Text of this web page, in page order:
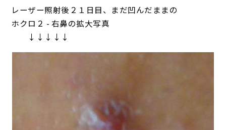
レーザー照射後２１日目、まだ凹んだままの
ホクロ２ - 右鼻の拡大写真
↓↓↓↓↓